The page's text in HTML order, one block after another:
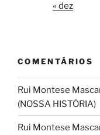
« dez
COMENTÁRIOS
Rui Montese
(NOSSA HISTÓRIA)
Rui Montese